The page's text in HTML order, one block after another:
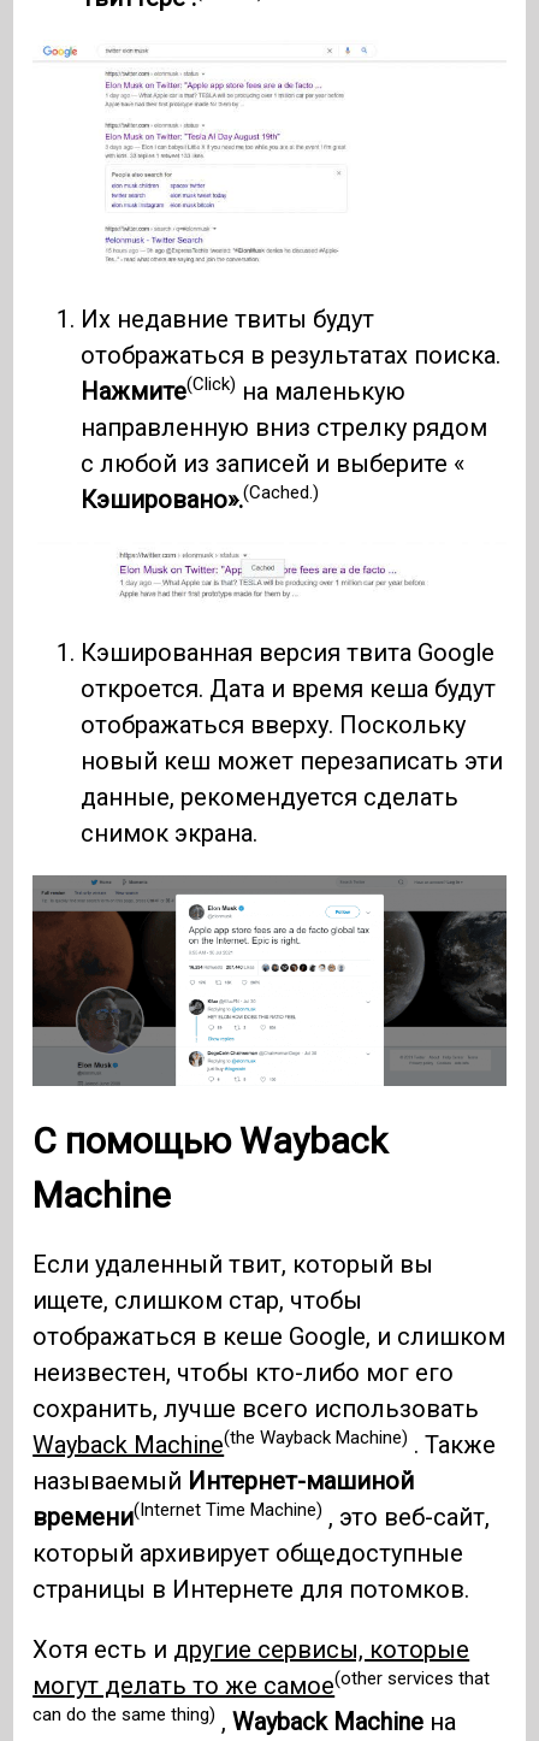
Их недавние твиты будут
отображаться в результатах поиска.
Нажмите(Click) на маленькую
направленную вниз стрелку рядом
с любой из записей и выберите «
Кэшировано».(Cached.)
Кэшированная версия твита Google
откроется. Дата и время кеша будут
отображаться вверху. Поскольку
новый кеш может перезаписать эти
данные, рекомендуется сделать
снимок экрана.
С помощью Wayback
Machine
Если удаленный твит, который вы
ищете, слишком стар, чтобы
отображаться в кеше Google, и слишком
неизвестен, чтобы кто-либо мог его
сохранить, лучше всего использовать
Wayback Machine(the Wayback Machine) . Также
называемый Интернет-машиной
времени(Internet Time Machine) , это веб-сайт,
который архивирует общедоступные
страницы в Интернете для потомков.
Хотя есть и другие сервисы, которые
могут делать то же самое(other services that
can do the same thing) ,Wayback Machine на